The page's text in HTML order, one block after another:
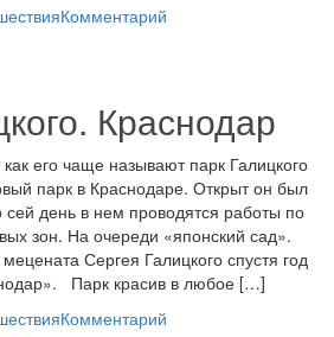
Комментарий
Краснодар
его чаще называют парк Галицкого
парк в Краснодаре. Открыт он был
день в нем проводятся работы по
зон. На очереди «японский сад».
Сергея Галицкого спустя год
Парк красив в любое […]
Комментарий